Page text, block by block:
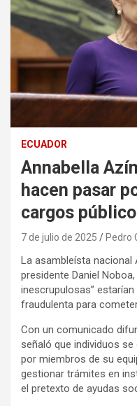
ECUADOR
Annabella
hacen pasar
cargos
7 de julio de 2025 Pedro
La asambleísta nacional
presidente Daniel
inescrupulosas”
fraudulenta para
Con un comunicado
señaló que individuos
por miembros de su
gestionar trámites en
el pretexto de ayudas